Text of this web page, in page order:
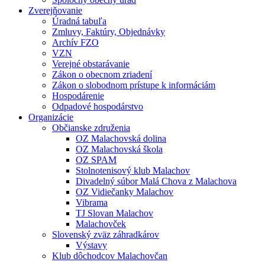
Zverejňovanie
Úradná tabuľa
Zmluvy, Faktúry, Objednávky
Archív FZO
VZN
Verejné obstarávanie
Zákon o obecnom zriadení
Zákon o slobodnom prístupe k informáciám
Hospodárenie
Odpadové hospodárstvo
Organizácie
Občianske združenia
OZ Malachovská dolina
OZ Malachovská škola
OZ SPAM
Stolnotenisový klub Malachov
Divadelný súbor Malá Chova z Malachova
OZ Vidiečanky Malachov
Vibrama
TJ Slovan Malachov
Malachovček
Slovenský zväz záhradkárov
Výstavy
Klub dôchodcov Malachovčan